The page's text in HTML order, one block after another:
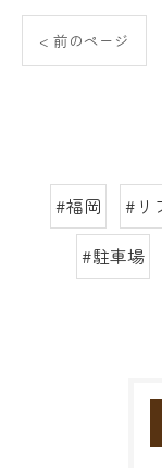
< 前のページ
#福岡 #リ
#駐車場